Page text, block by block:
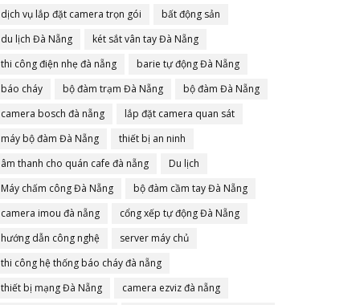
dịch vụ lắp đặt camera trọn gói
bất động sản
du lịch Đà Nẵng
két sắt vân tay Đà Nẵng
thi công điện nhẹ đà nẵng
barie tự động Đà Nẵng
báo cháy
bộ đàm trạm Đà Nẵng
bộ đàm Đà Nẵng
camera bosch đà nẵng
lắp đặt camera quan sát
máy bộ đàm Đà Nẵng
thiết bị an ninh
âm thanh cho quán cafe đà nẵng
Du lịch
Máy chấm công Đà Nẵng
bộ đàm cầm tay Đà Nẵng
camera imou đà nẵng
cổng xếp tự động Đà Nẵng
hướng dẫn công nghệ
server máy chủ
thi công hệ thống báo cháy đà nẵng
thiết bị mạng Đà Nẵng
camera ezviz đà nẵng